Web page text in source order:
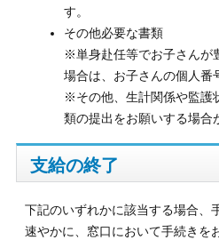
す。
その他必要な書類
※単身赴任等でお子さんが
場合は、お子さんの個人番
※その他、生計関係や監護
類の提出をお願いする場合
支給の終了
下記のいずれかに該当する場合、
速やかに、窓口において手続きを